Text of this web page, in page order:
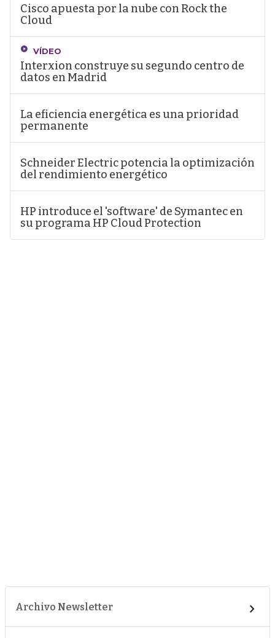
Cisco apuesta por la nube con Rock the
Cloud
VÍDEO
Interxion construye su segundo centro de
datos en Madrid
La eficiencia energética es una prioridad
permanente
Schneider Electric potencia la optimización
del rendimiento energético
HP introduce el 'software' de Symantec en
su programa HP Cloud Protection
Archivo Newsletter